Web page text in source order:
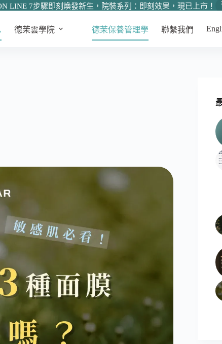
LINE 7步驟即刻煥發新生，院裝系列：即刻效果，現已上市！
德茉雲學院 德茉保養管理學 聯繫我們